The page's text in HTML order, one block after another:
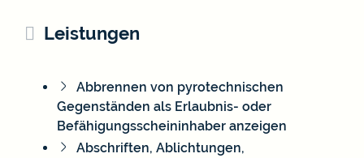
Leistungen
Abbrennen von pyrotechnischen
Gegenständen als Erlaubnis- oder
Befähigungsscheininhaber anzeigen
Abschriften, Ablichtungen,